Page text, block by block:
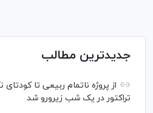
جدیدترین مطالب
از پروژه ناتمام ربیعی تا
تراکتور در یک شب زیرورو شد